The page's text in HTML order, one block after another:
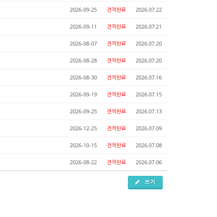
2026-09-25 견적완료 2026.07.22
2026-09-11 견적완료 2026.07.21
2026-08-07 견적완료 2026.07.20
2026-08-28 견적완료 2026.07.20
2026-08-30 견적완료 2026.07.16
2026-09-19 견적완료 2026.07.15
2026-09-25 견적완료 2026.07.13
2026-12-25 견적완료 2026.07.09
2026-10-15 견적완료 2026.07.08
2026-08-22 견적완료 2026.07.06
쓰기